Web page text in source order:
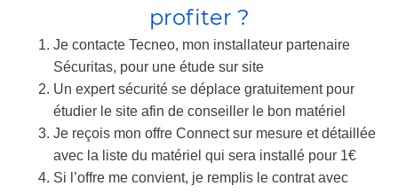
profiter ?
Je contacte Tecneo, mon installateur partenaire
Sécuritas, pour une étude sur site
Un expert sécurité se déplace gratuitementpour
étudier le site afin de conseiller le bon matériel
Je reçois mon offre Connect sur mesure et détaillée
avec la liste du matériel qui sera installé pour 1€
Si l’offre me convient, je remplis le contrat avec